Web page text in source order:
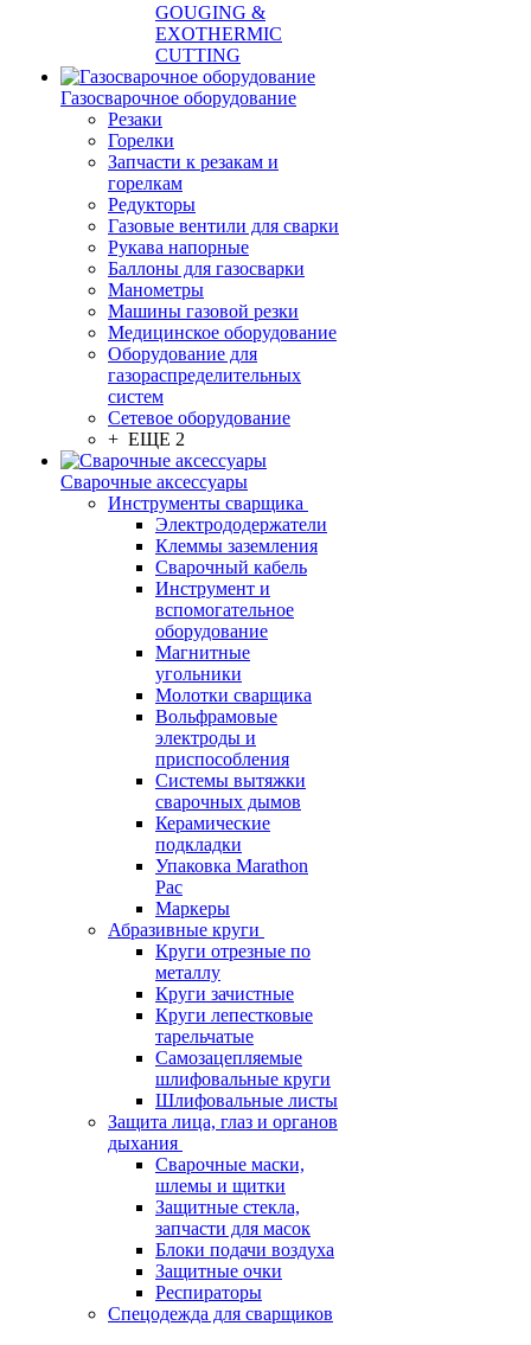
GOUGING &
EXOTHERMIC
CUTTING
Газосварочное оборудование
Резаки
Горелки
Запчасти к резакам и
горелкам
Редукторы
Газовые вентили для сварки
Рукава напорные
Баллоны для газосварки
Манометры
Машины газовой резки
Медицинское оборудование
Оборудование для
газораспределительных
систем
Сетевое оборудование
+ ЕЩЕ 2
Сварочные аксессуары
Инструменты сварщика
Электрододержатели
Клеммы заземления
Сварочный кабель
Инструмент и
вспомогательное
оборудование
Магнитные
угольники
Молотки сварщика
Вольфрамовые
электроды и
приспособления
Системы вытяжки
сварочных дымов
Керамические
подкладки
Упаковка Marathon
Pac
Маркеры
Абразивные круги
Круги отрезные по
металлу
Круги зачистные
Круги лепестковые
тарельчатые
Самозацепляемые
шлифовальные круги
Шлифовальные листы
Защита лица, глаз и органов
дыхания
Сварочные маски,
шлемы и щитки
Защитные стекла,
запчасти для масок
Блоки подачи воздуха
Защитные очки
Респираторы
Спецодежда для сварщиков